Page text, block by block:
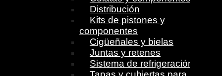
Distribución
Kits de pistones y
componentes
Cigüeñales y bielas
Juntas y retenes
Sistema de refrigeración